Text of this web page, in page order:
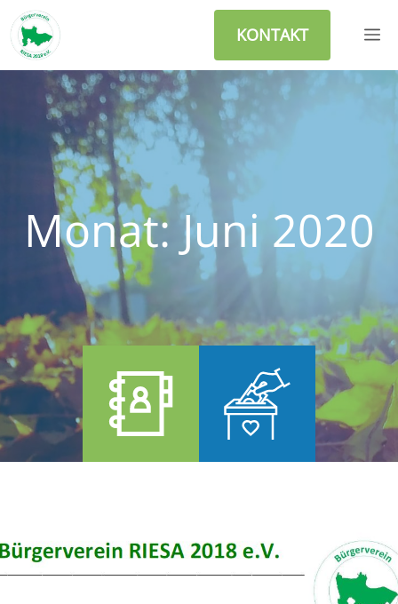
Zum
Inhalt
springen
KONTAKT
Monat:Juni 2020